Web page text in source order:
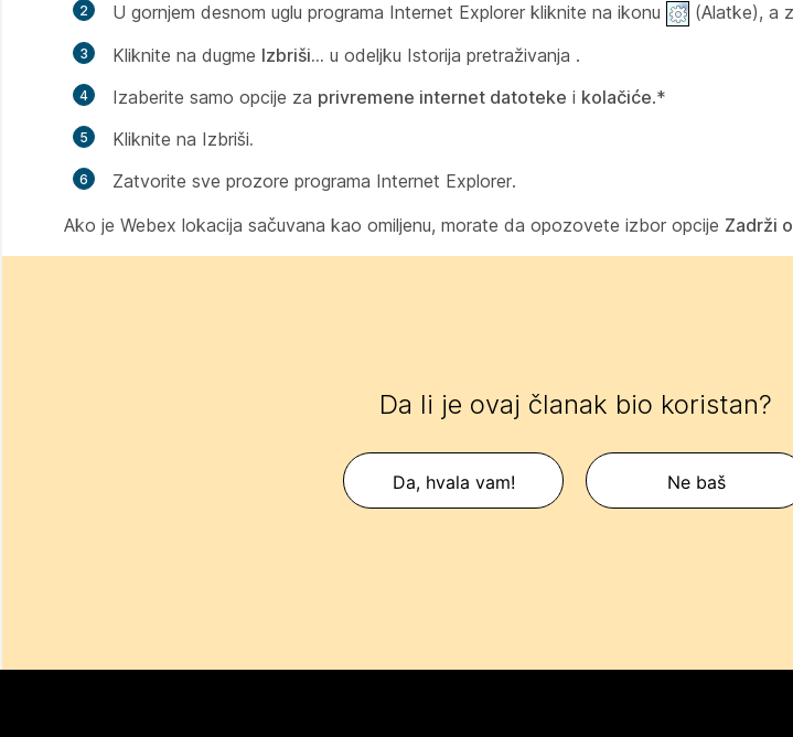
U gornjem desnom uglu programa Internet Explorer kliknite na ikonu
(Alatke), a
Kliknite na dugme Izbriši... u odeljku Istorija pretraživanja .
Izaberite samo opcije za privremene internet datoteke i kolačiće.*
Kliknite na Izbriši.
Zatvorite sve prozore programa Internet Explorer.
Ako je Webex lokacija sačuvana kao omiljenu, morate da opozovete izbor opcije Zadrži
Da li je ovaj članak bio koristan?
Da, hvala vam! Ne baš